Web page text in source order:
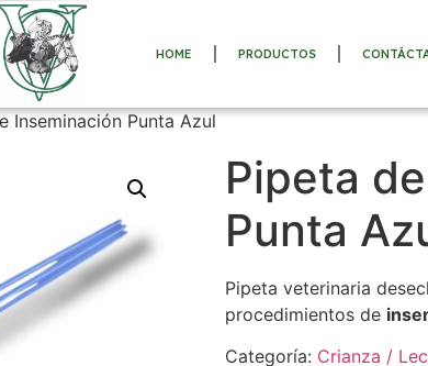
HOME PRODUCTOS
Inseminación Punta Azul
Pipeta
Punta
Pipeta veterinaria
procedimientos de
Categoría: Crianza /